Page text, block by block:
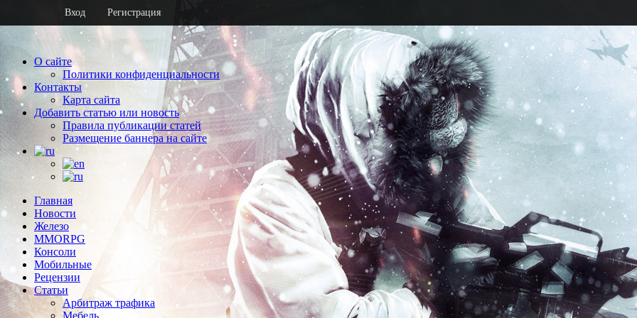
О сайте
Политики конфиденциальности
Контакты
Карта сайта
Добавить статью или новость
Правила публикации статей
Размещение баннера на сайте
Главная
Новости
Железо
MMORPG
Консоли
Мобильные
Рецензии
Статьи
Арбитраж трафика
Мебель
Вход Регистрация